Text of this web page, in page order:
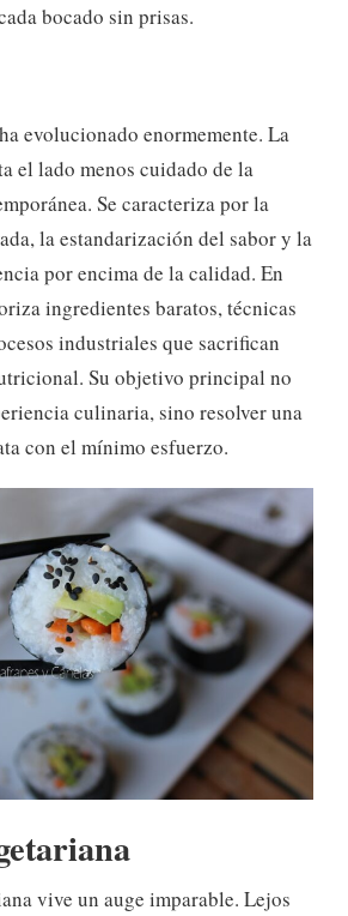
bocado sin prisas.
evolucionado enormemente. La
el lado menos cuidado de la
Se caracteriza por la
la estandarización del sabor y la
por encima de la calidad. En
ingredientes baratos, técnicas
industriales que sacrifican
Su objetivo principal no
culinaria, sino resolver una
con el mínimo esfuerzo.
vive un auge imparable. Lejos